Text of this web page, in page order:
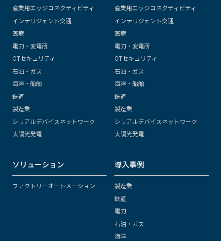
産業用エッジコネクティビティ
インテリジェント交通
医療
電力・変電所
OTセキュリティ
石油・ガス
海洋・船舶
鉄道
製造業
シリアルデバイスネットワーク
太陽光発電
産業用エッジコネクティビティ
インテリジェント交通
医療
電力・変電所
OTセキュリティ
石油・ガス
海洋・船舶
鉄道
製造業
シリアルデバイスネットワーク
太陽光発電
ソリューション
ファクトリーオートメーション
導入事例
製造業
鉄道
電力
石油・ガス
海洋